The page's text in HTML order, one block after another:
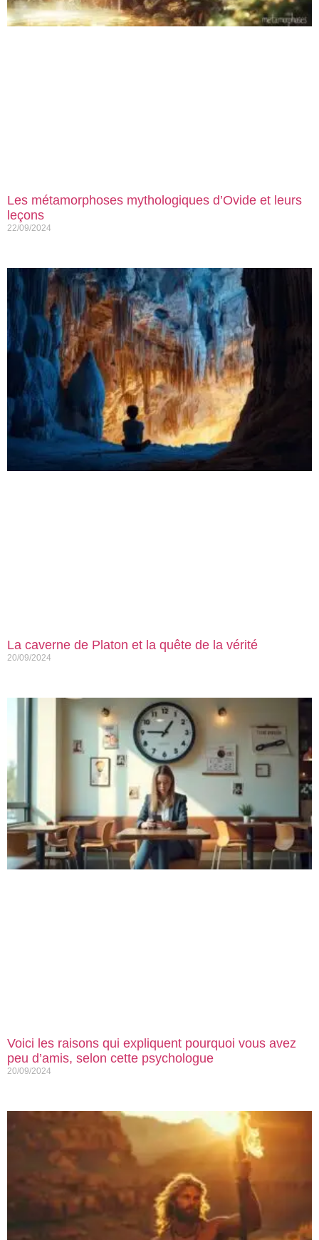
Les métamorphoses mythologiques d’Ovide et leurs
leçons
22/09/2024
La caverne de Platon et la quête de la vérité
20/09/2024
Voici les raisons qui expliquent pourquoi vous avez
peu d’amis, selon cette psychologue
20/09/2024